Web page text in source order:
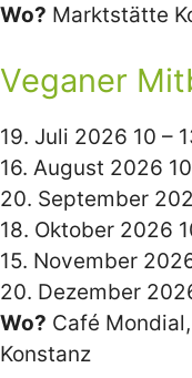
Wo? Marktstätte
Veganer
19. Juli 2026 10 –
16. August 2026
20. September
18. Oktober 2026
15. November
20. Dezember
Wo? Café
Konstanz